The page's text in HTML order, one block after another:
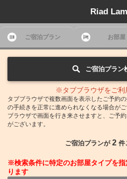
Riad
ご宿泊プラン お部屋
ご宿泊プラン
※タブブラウザをご利
タブブラウザで複数画面を表示したご予約
の手続きを正常に進められなくなる場合がご
ブラウザで画面を行き来させますと、ご予
がございます。
ご宿泊プランが 2 件
※検索条件に特定のお部屋タイプを
ります